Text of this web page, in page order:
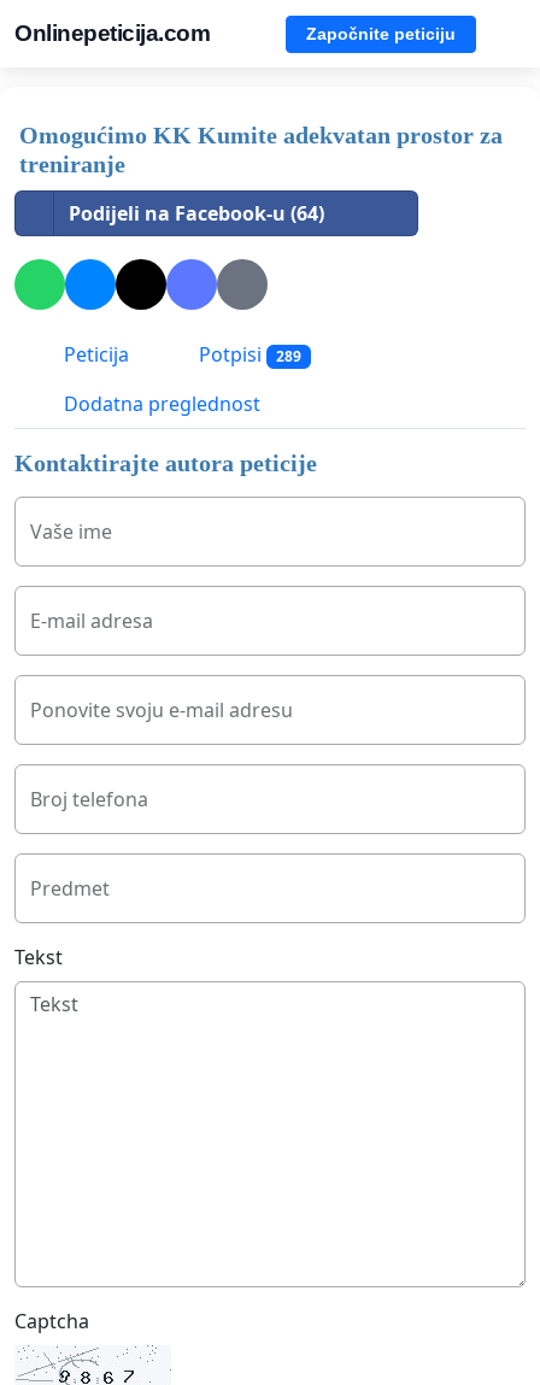
Onlinepeticija.com Započnite peticiju
Omogućimo KK Kumite adekvatan prostor za
treniranje
Podijeli na Facebook-u (64)
Peticija Potpisi 289
Dodatna preglednost
Kontaktirajte autora peticije
Vaše ime
E-mail adresa
Ponovite svoju e-mail adresu
Broj telefona
Predmet
Tekst
Captcha